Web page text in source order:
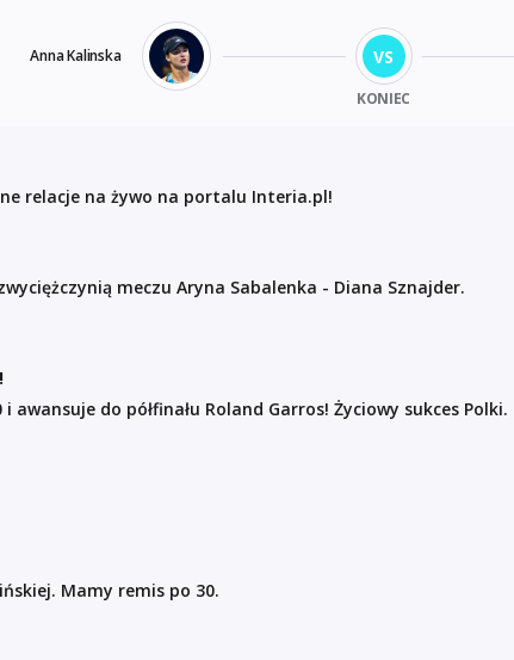
Anna Kalinska VS
KONIEC
relacje na żywo na portalu Interia.pl!
meczu Aryna Sabalenka - Diana Sznajder.
do półfinału Roland Garros! Życiowy sukces Polki.
Mamy remis po 30.